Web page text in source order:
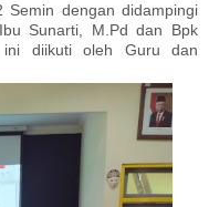
Semin dengan didampingi
Sunarti, M.Pd dan Bpk
ini diikuti oleh Guru dan